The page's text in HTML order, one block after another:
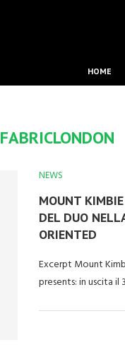
HOME
FABRICLONDON
NEWS
MOUNT
DEL DUO
ORIENTED
Excerpt Mount
presents: in uscita il